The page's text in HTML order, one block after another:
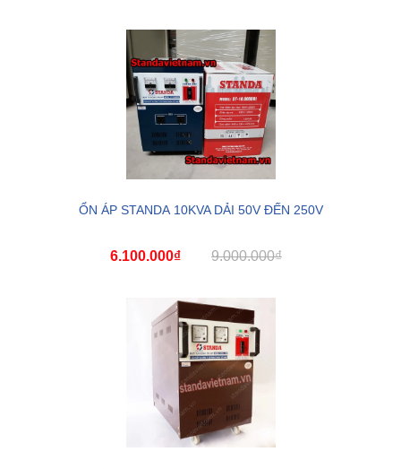
ỔN ÁP STANDA 10KVA DẢI 50V ĐẾN 250V
6.100.000₫ 9.000.000₫